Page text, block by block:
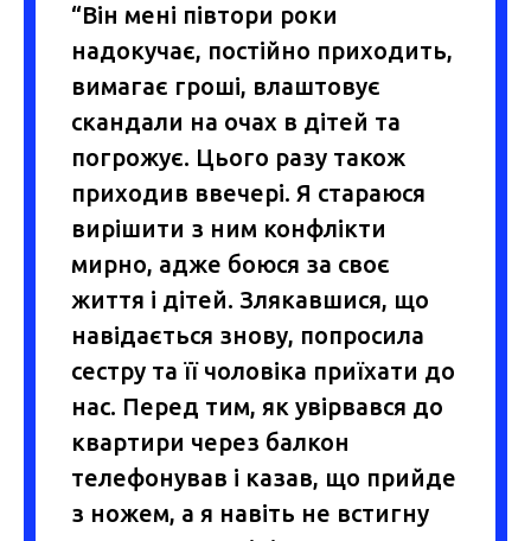
“Він мені півтори роки
надокучає, постійно приходить,
вимагає гроші, влаштовує
скандали на очах в дітей та
погрожує. Цього разу також
приходив ввечері. Я стараюся
вирішити з ним конфлікти
мирно, адже боюся за своє
життя і дітей. Злякавшися, що
навідається знову, попросила
сестру та її чоловіка приїхати до
нас. Перед тим, як увірвався до
квартири через балкон
телефонував і казав, що прийде
з ножем, а я навіть не встигну